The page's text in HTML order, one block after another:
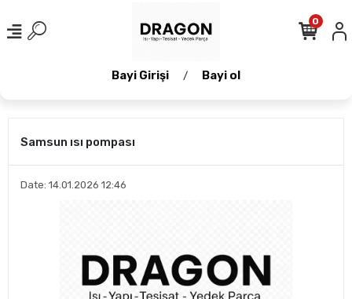
Bayi Girişi / Bayi ol
0
Samsun ısı pompası
Date: 14.01.2026 12:46